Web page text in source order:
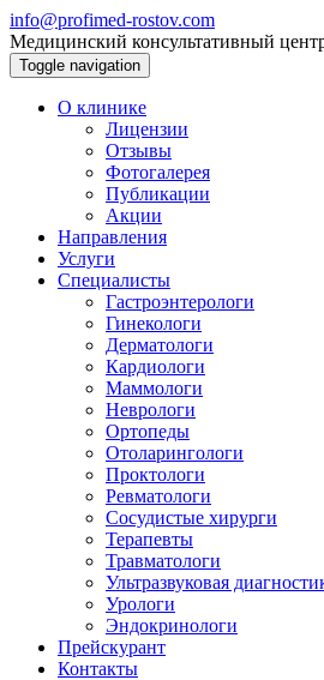
info@profimed-rostov.com
Медицинский консультативный
Toggle navigation
О клинике
Лицензии
Отзывы
Фотогалерея
Публикации
Акции
Направления
Услуги
Специалисты
Гастроэнтерологи
Гинекологи
Дерматологи
Кардиологи
Маммологи
Неврологи
Ортопеды
Отоларингологи
Проктологи
Ревматологи
Сосудистые хирурги
Терапевты
Травматологи
Ультразвуковая
Урологи
Эндокринологи
Прейскурант
Контакты